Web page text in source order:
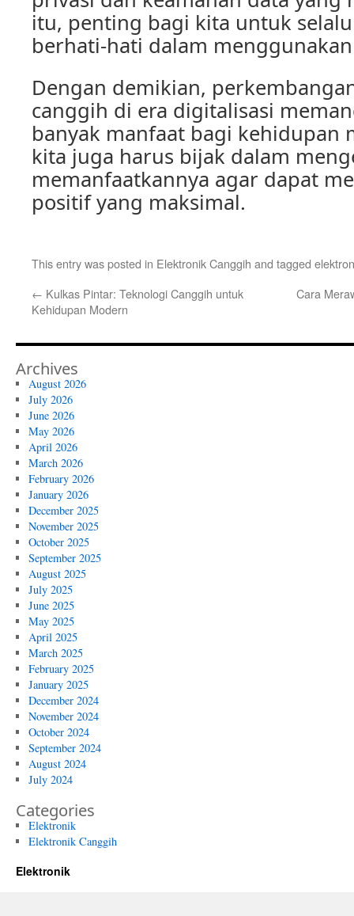
itu, penting bagi kita untuk
berhati-hati dalam
Dengan demikian,
canggih di era digitalisasi
banyak manfaat bagi kehidupan
kita juga harus bijak dalam
memanfaatkannya agar dapat
positif yang maksimal.
This entry was posted in Elektronik Canggih and tagged
← Kulkas Pintar: Teknologi Canggih untuk
Kehidupan Modern
Cara
Archives
August 2026
July 2026
June 2026
May 2026
April 2026
March 2026
February 2026
January 2026
December 2025
November 2025
October 2025
September 2025
August 2025
July 2025
June 2025
May 2025
April 2025
March 2025
February 2025
January 2025
December 2024
November 2024
October 2024
September 2024
August 2024
July 2024
Categories
Elektronik
Elektronik Canggih
Elektronik